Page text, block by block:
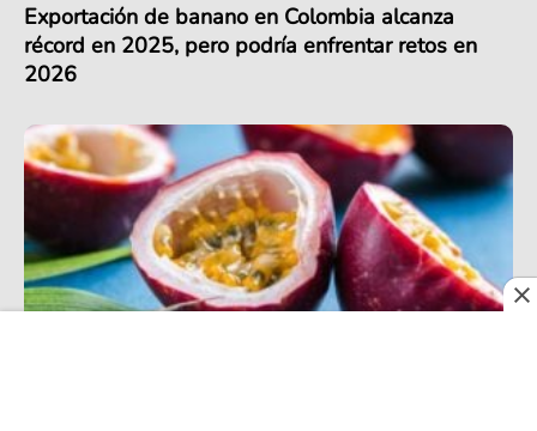
Exportación de banano en Colombia alcanza
récord en 2025, pero podría enfrentar retos en
2026